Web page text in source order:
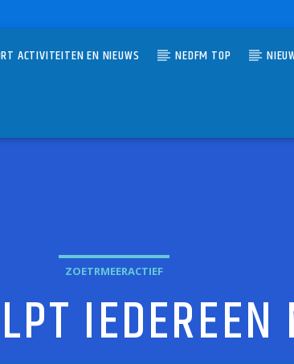
ACTIVITEITEN EN NIEUWS NEDFM TOP
ZOETRMEERACTIEF